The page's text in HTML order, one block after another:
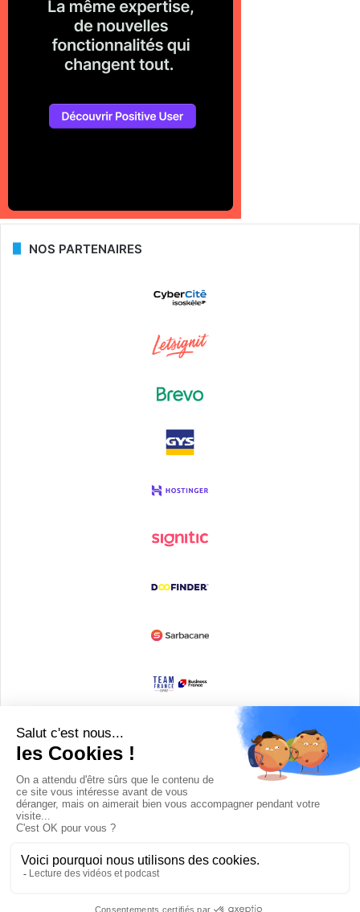
NOS PARTENAIRES
Devenir partenaire
© Copyright 2008 / 2026,DECODE MEDIA, The Innovation Media
Company.All Rights Reserved